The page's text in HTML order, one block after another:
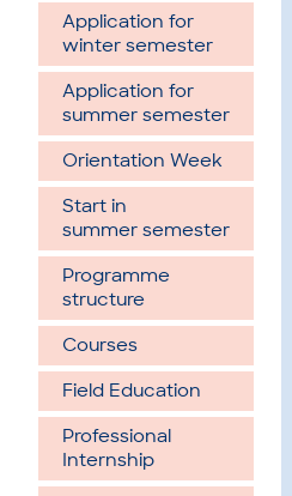
Application for
winter semester
Application for
summer semester
Orientation Week
Start in
summer semester
Programme
structure
Courses
Field Education
Professional
Internship